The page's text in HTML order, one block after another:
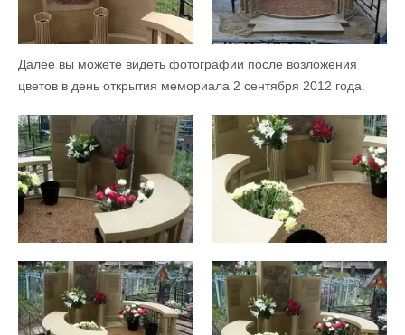
Далее вы можете видеть фотографии после возложения
цветов в день открытия мемориала 2 сентября 2012 года.